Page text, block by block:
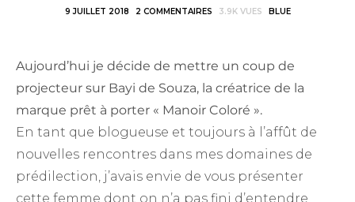
9 JUILLET 2018 2 COMMENTAIRES 3.9K VUES BLUE
Aujourd’hui je décide de mettre un coup de
projecteur sur Bayi de Souza, la créatrice de la
marque prêt à porter « Manoir Coloré ».
En tant que blogueuse et toujours à l’affût de
nouvelles rencontres dans mes domaines de
prédilection, j’avais envie de vous présenter
cette femme dont on n’a pas fini d’entendre